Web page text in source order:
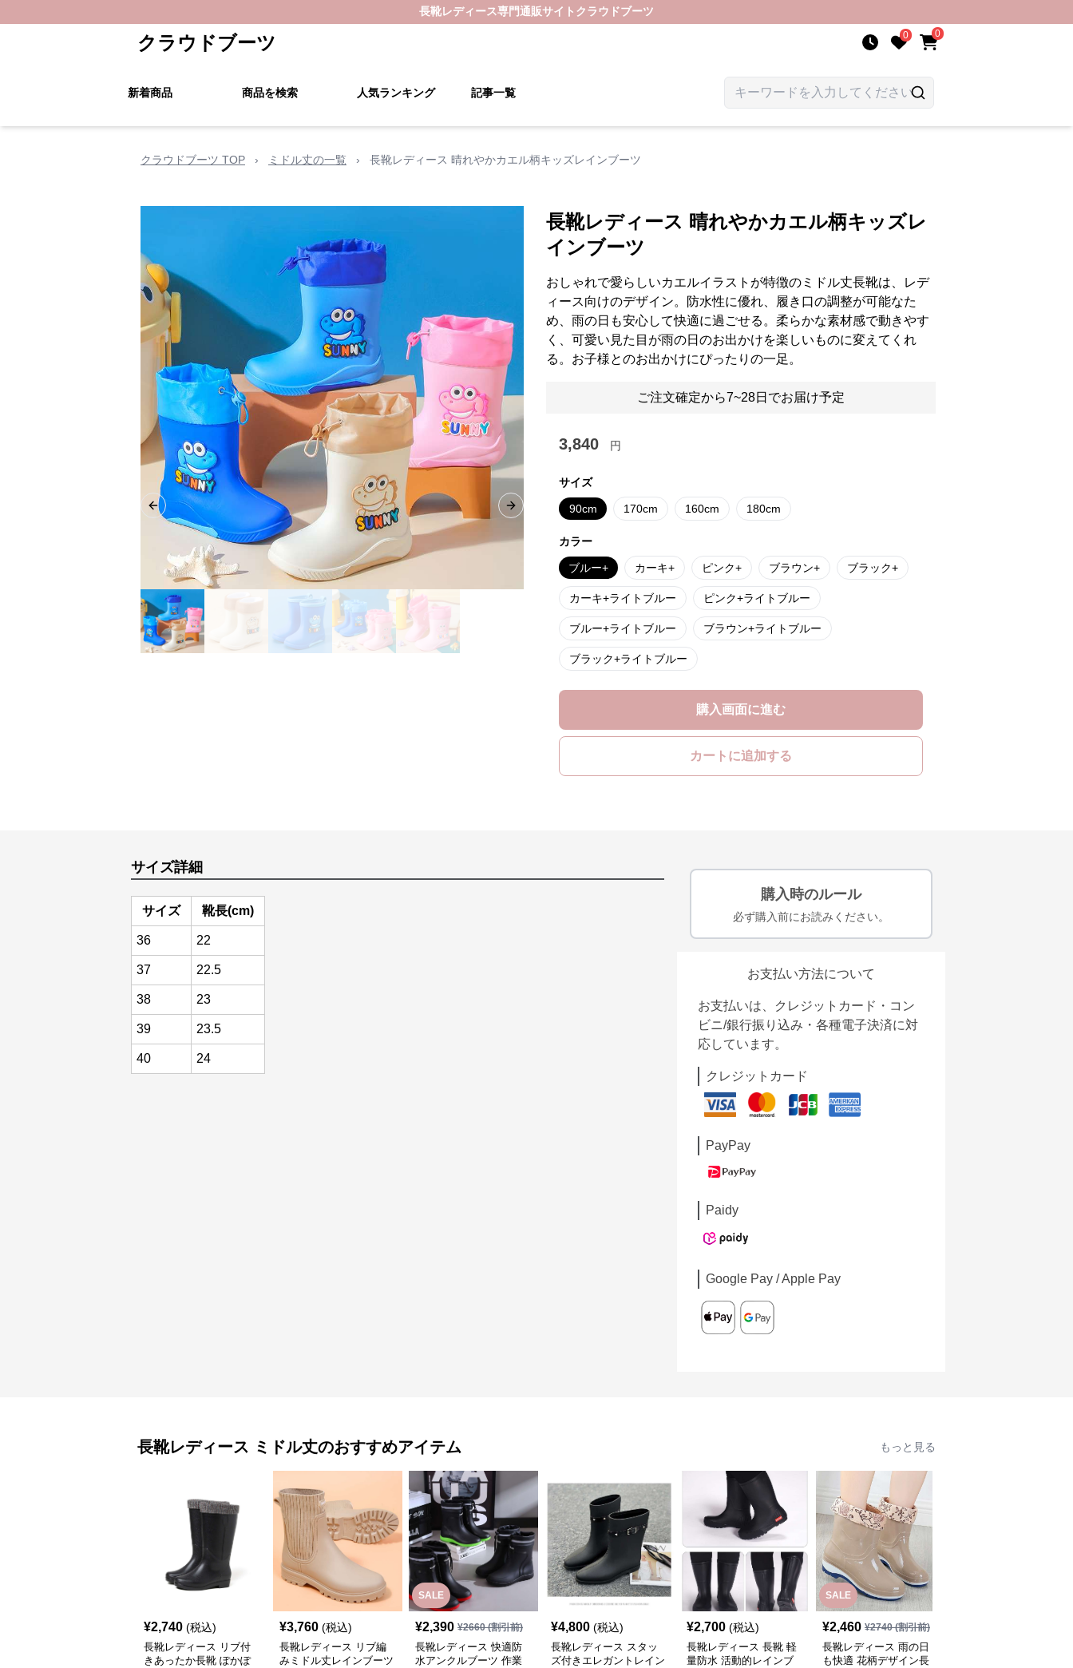
長靴レディース専門通販サイト クラウドブーツ
クラウドブーツ 0 0
新着商品 商品を検索 人気ランキング 記事一覧
クラウドブーツ TOP › ミドル丈の一覧 › 長靴レディース 晴れやかカエル柄キッズレインブーツ
Previous slide Next slide
長靴レディース 晴れやかカエル柄キッズレ
インブーツ
おしゃれで愛らしいカエルイラストが特徴のミドル丈長靴は、レデ
ィース向けのデザイン。防水性に優れ、履き口の調整が可能なた
め、雨の日も安心して快適に過ごせる。柔らかな素材感で動きやす
く、可愛い見た目が雨の日のお出かけを楽しいものに変えてくれ
る。お子様とのお出かけにぴったりの一足。
ご注文確定から7~28日でお届け予定
3,840 円
サイズ
90cm 170cm 160cm 180cm
カラー
ブルー+ カーキ+ ピンク+ ブラウン+ ブラック+
カーキ+ライトブルー ピンク+ライトブルー
ブルー+ライトブルー ブラウン+ライトブルー
ブラック+ライトブルー
購入画面に進む
カートに追加する
サイズ詳細
サイズ 靴長(cm)
36 22
37 22.5
38 23
39 23.5
40 24
購入時のルール
必ず購入前にお読みください。
お支払い方法について
お支払いは、クレジットカード・コン
ビニ/銀行振り込み・各種電子決済に対
応しています。
クレジットカード
PayPay
Paidy
Google Pay / Apple Pay
長靴レディース ミドル丈のおすすめアイテム もっと見る
¥2,740 (税込)
長靴レディース リブ付
きあったか長靴 ぽかぽ
¥3,760 (税込)
長靴レディース リブ編
みミドル丈レインブーツ
SALE
¥2,390 ¥2660(割引前)
長靴レディース 快適防
水アンクルブーツ 作業
¥4,800 (税込)
長靴レディース スタッ
ズ付きエレガントレイン
¥2,700 (税込)
長靴レディース 長靴 軽
量防水 活動的レインブ
SALE
¥2,460 ¥2740(割引前)
長靴レディース 雨の日
も快適 花柄デザイン長